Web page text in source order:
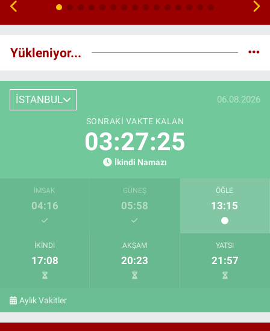
Yükleniyor...
İSTANBUL 06.08.2026
SONRAKI VAKTE KALAN
03:27:25
İkindi Namazı
İMSAK
04:16
GÜNEŞ
05:58
ÖĞLE
13:15
İKINDI
17:08
AKŞAM
20:23
YATSI
21:57
Aylık Vakitler